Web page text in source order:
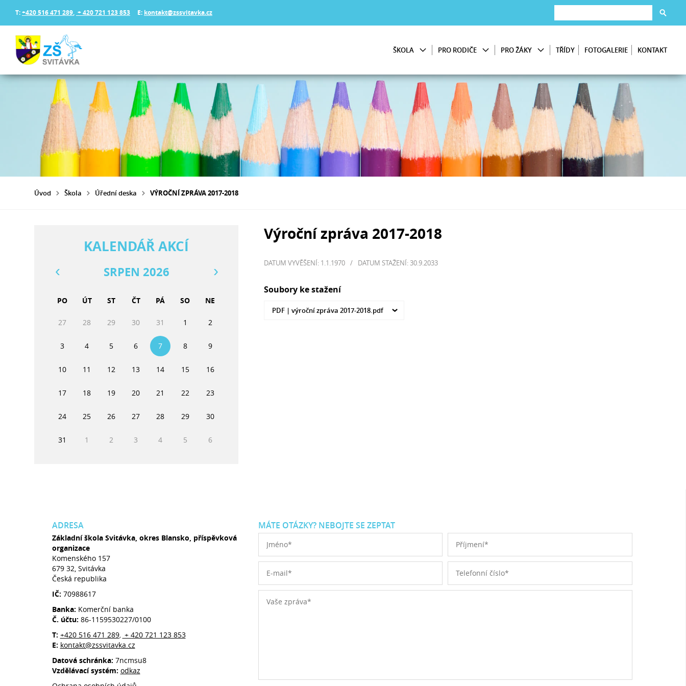
T:+420 516 471 289, + 420 721 123 853 E: kontakt@zssvitavka.cz
ŠKOLA PRO RODIČE PRO ŽÁKY TŘÍDY FOTOGALERIE KONTAKT
Úvod Škola Úřední deska VÝROČNÍ ZPRÁVA 2017-2018
Výroční zpráva 2017-2018
DATUM VYVĚŠENÍ: 1.1.1970 / DATUM STAŽENÍ: 30.9.2033
Soubory ke stažení
PDF |výroční zpráva 2017-2018.pdf
KALENDÁŘ AKCÍ
SRPEN 2026
PO ÚT ST ČT PÁ SO NE
27 28 29 30 31 1 2
3 4 5 6 7 8 9
10 11 12 13 14 15 16
17 18 19 20 21 22 23
24 25 26 27 28 29 30
31 1 2 3 4 5 6
ADRESA
Základní škola Svitávka, okres Blansko, příspěvková
organizace
Komenského 157
679 32, Svitávka
Česká republika
IČ: 70988617
Banka: Komerční banka
Č. účtu: 86-1159530227/0100
T: +420 516 471 289, + 420 721 123 853
E: kontakt@zssvitavka.cz
Datová schránka: 7ncmsu8
Vzdělávací systém: odkaz
MÁTE OTÁZKY? NEBOJTE SE ZEPTAT